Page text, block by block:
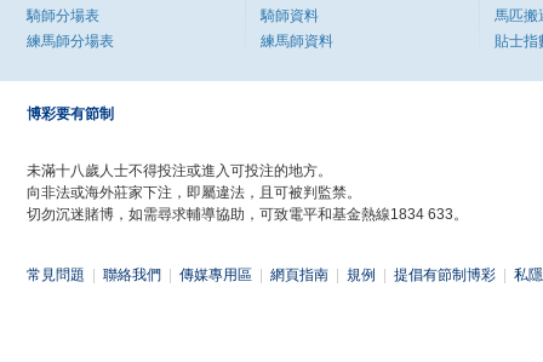
騎師分場表
練馬師分場表
騎師資料
練馬師資料
馬匹搬
貼士指
博彩要有節制
未滿十八歲人士不得投注或進入可投注的地方。
向非法或海外莊家下注，即屬違法，且可被判監禁。
切勿沉迷賭博，如需尋求輔導協助，可致電平和基金熱線1834 633。
常見問題 聯絡我們 傳媒專用區 網頁指南 規例 提倡有節制博彩 私